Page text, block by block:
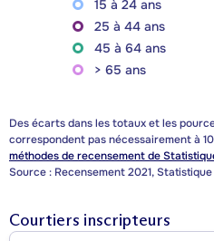
15 à 24 ans
25 à 44 ans
45 à 64 ans
> 65 ans
Des écarts dans les totaux et les
correspondent pas nécessairement à
méthodes de recensement de
Source : Recensement 2021, Statistique
Courtiers inscripteurs